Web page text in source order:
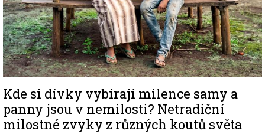
Kde si dívky vybírají milence samy a
panny jsou v nemilosti? Netradiční
milostné zvyky z různých koutů světa